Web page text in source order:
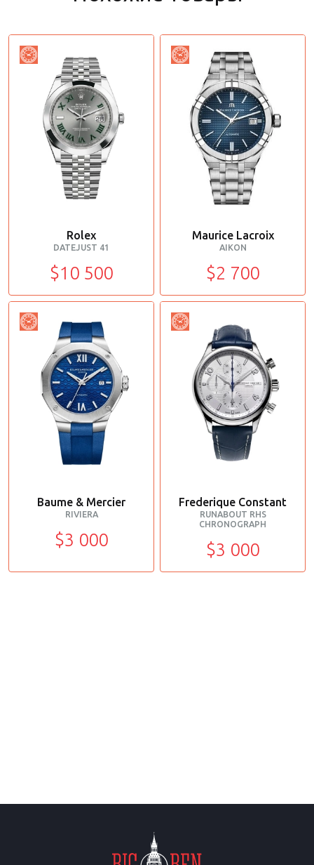
Rolex
DATEJUST 41
$10 500
Maurice Lacroix
AIKON
$2 700
Baume & Mercier
RIVIERA
$3 000
Frederique Constant
RUNABOUT RHS
CHRONOGRAPH
$3 000